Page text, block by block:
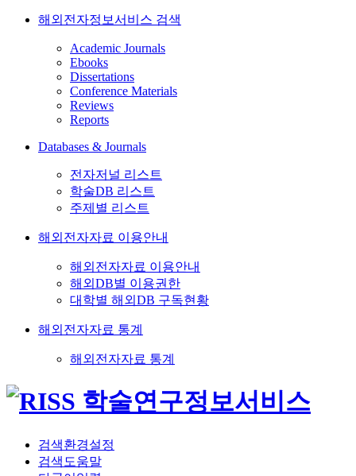
해외전자정보서비스 검색
Academic Journals
Ebooks
Dissertations
Conference Materials
Reviews
Reports
Databases & Journals
전자저널 리스트
학술DB 리스트
주제별 리스트
해외전자자료 이용안내
해외전자자료 이용안내
해외DB별 이용권한
대학별 해외DB 구독현황
해외전자자료 통계
해외전자자료 통계
검색환경설정
검색도움말